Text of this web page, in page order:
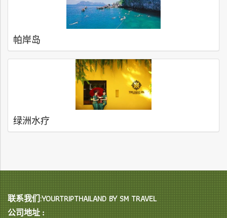
帕岸岛
绿洲水疗
联系我们:YOURTRIPTHAILAND BY SM TRAVEL
公司地址 :